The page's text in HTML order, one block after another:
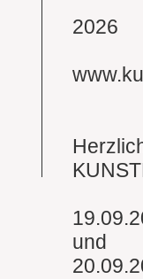
2026
und